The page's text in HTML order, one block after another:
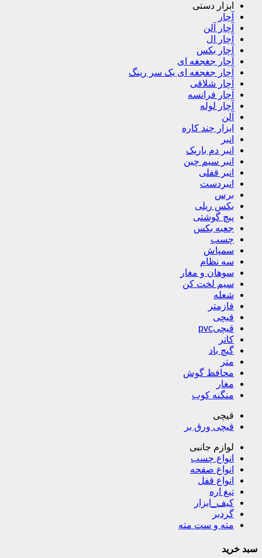
ابزار دستی
آچار
آچار آلن
آچار ال
آچار بکس
آچار جغجغه ای
آچار جغجغه ای یک سر رینگ
آچار شلاقی
آچار فرانسه
آچار لوله
آلن
ابزار چند کاره
انبر
انبر دم باریک
انبر سیم چین
انبر قفلی
انبردست
برس
بکس ریلی
پیچ گوشتی
جعبه بکس
چسب
سمپاش
سه نظام
سوهان و مغار
سیم لخت کن
شعله
فازمتر
قیچی
قیچیpvc
کاتر
گیچ باد
متر
محافظ گوش
مغار
منگنه کوب
قیچی
قیچی ورق بر
لوازم جانبی
انواع چسب
انواع صفحه
انواع قفل
تیغ اره
کیف_ابزار
گردبر
مته و ست مته
سبد خرید